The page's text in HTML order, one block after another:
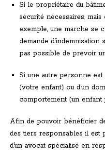
Si le propriétaire du
sécurité nécessaires, mais
exemple, une marche se
demande
pas possible de prévoir
Si une autre personne est
(votre enfant) ou d’un
comportement (un enfant
Afin de pouvoir bénéficier
des tiers responsables il
d’un avocat spécialisé en